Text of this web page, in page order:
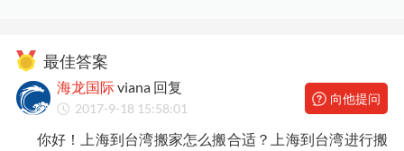
最佳答案
海龙国际viana 回复
2017-9-18 15:58:01
向他提问
你好！上海到台湾搬家怎么搬合适？上海到台湾进行搬